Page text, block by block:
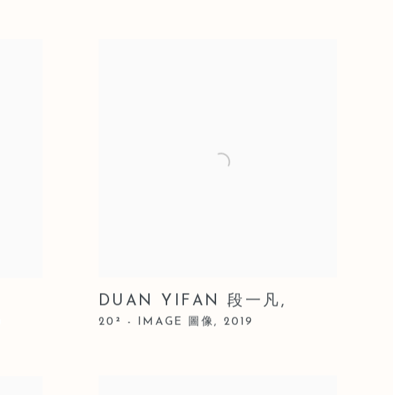
DUAN YIFAN 段一凡,
20² - IMAGE 圖像, 2019